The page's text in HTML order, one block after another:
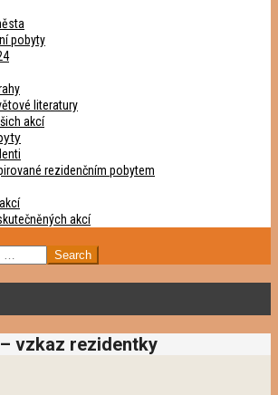
pobyty
literatury
akcí
rezidenčním pobytem
akcí
vzkaz rezidentky